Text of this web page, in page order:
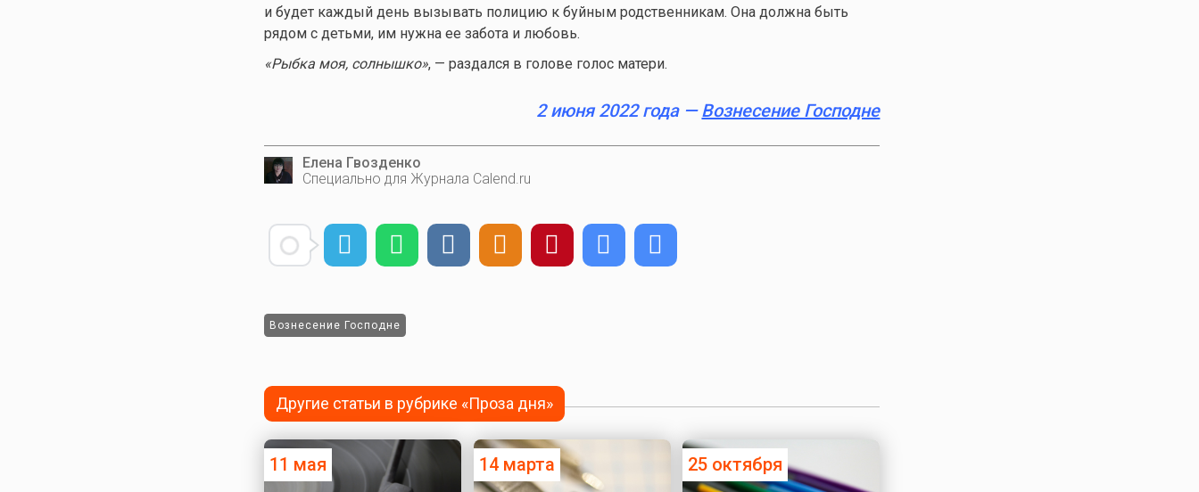
и будет каждый день вызывать полицию к буйным родственникам. Она должна быть
рядом с детьми, им нужна ее забота и любовь.
«Рыбка моя, солнышко», — раздался в голове голос матери.
2 июня 2022 года —Вознесение Господне
Елена Гвозденко
Специально для Журнала Calend.ru
Вознесение Господне
Другие статьи в рубрике «Проза дня»
11 мая 14 марта 25 октября